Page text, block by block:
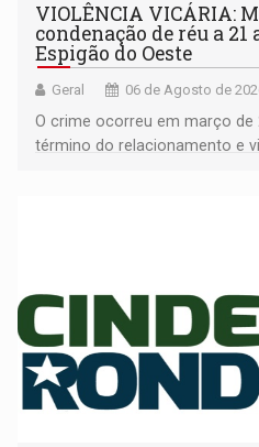
VIOLÊNCIA VICÁRIA:
condenação de réu a
Espigão do Oeste
Geral 06 de Agosto de
O crime ocorreu em março
término do relacionamento e